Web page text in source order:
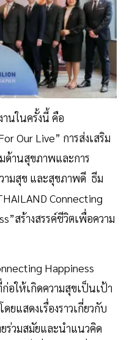
นในครั้งนี้ คือ
Our Live” การส่งเสริม
ด้านสุขภาพและการ
ามสุข และสุขภาพดี ธีม
Connecting
สร้างสรรค์ชีวิตเพื่อความ
Happiness
อให้เกิดความสุขเป็นเป้า
ยแสดงเรื่องราวเกี่ยวกับ
ร่วมสมัยและนำแนวคิด